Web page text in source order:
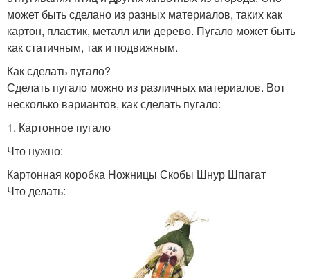
может быть сделано из разных материалов, таких как
картон, пластик, металл или дерево. Пугало может быть
как статичным, так и подвижным.
Как сделать пугало?
Сделать пугало можно из различных материалов. Вот
несколько вариантов, как сделать пугало:
1. Картонное пугало
Что нужно:
Картонная коробка Ножницы Скобы Шнур Шпагат
Что делать: